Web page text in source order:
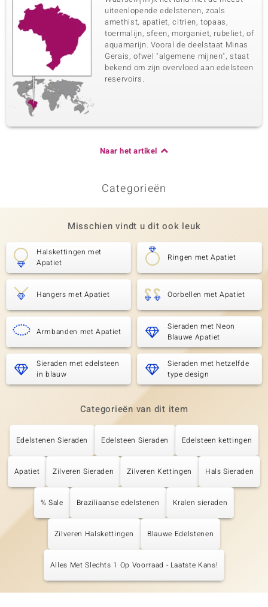
uiteenlopende edelstenen, zoals
amethist, apatiet, citrien, topaas,
toermalijn, sfeen, morganiet, rubeliet, of
aquamarijn. Vooral de deelstaat Minas
Gerais, ofwel "algemene mijnen", staat
bekend om zijn overvloed aan edelsteen
reservoirs.
Naar het artikel
Categorieën
Misschien vindt u dit ook leuk
Halskettingen met
Apatiet
Ringen met Apatiet
Hangers met Apatiet Oorbellen met Apatiet
Armbanden met Apatiet
Sieraden met Neon
Blauwe Apatiet
Sieraden met edelsteen
in blauw
Sieraden met hetzelfde
type design
Categorieën van dit item
Edelstenen Sieraden Edelsteen Sieraden Edelsteen kettingen
Apatiet Zilveren Sieraden Zilveren Kettingen Hals Sieraden
% Sale Braziliaanse edelstenen Kralen sieraden
Zilveren Halskettingen Blauwe Edelstenen
Alles Met Slechts 1 Op Voorraad - Laatste Kans!